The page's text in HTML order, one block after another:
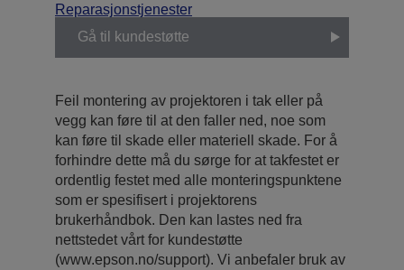
Reparasjonstjenester
Gå til kundestøtte
Feil montering av projektoren i tak eller på
vegg kan føre til at den faller ned, noe som
kan føre til skade eller materiell skade. For å
forhindre dette må du sørge for at takfestet er
ordentlig festet med alle monteringspunktene
som er spesifisert i projektorens
brukerhåndbok. Den kan lastes ned fra
nettstedet vårt for kundestøtte
(www.epson.no/support). Vi anbefaler bruk av